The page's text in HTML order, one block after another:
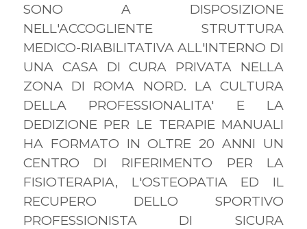
SONO A DISPOSIZIONE
NELL'ACCOGLIENTE STRUTTURA
MEDICO-RIABILITATIVA ALL'INTERNO DI
UNA CASA DI CURA PRIVATA NELLA
ZONA DI ROMA NORD. LA CULTURA
DELLA PROFESSIONALITA' E LA
DEDIZIONE PER LE TERAPIE MANUALI
HA FORMATO IN OLTRE 20 ANNI UN
CENTRO DI RIFERIMENTO PER LA
FISIOTERAPIA, L'OSTEOPATIA ED IL
RECUPERO DELLO SPORTIVO
PROFESSIONISTA DI SICURA